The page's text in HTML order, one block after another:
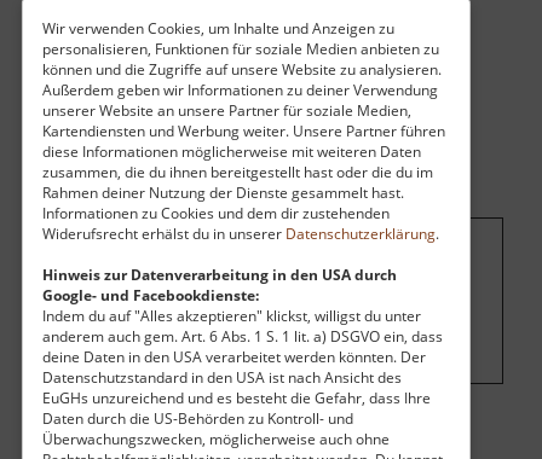
Wir verwenden Cookies, um Inhalte und Anzeigen zu
personalisieren, Funktionen für soziale Medien anbieten zu
können und die Zugriffe auf unsere Website zu analysieren.
Außerdem geben wir Informationen zu deiner Verwendung
unserer Website an unsere Partner für soziale Medien,
Kartendiensten und Werbung weiter. Unsere Partner führen
diese Informationen möglicherweise mit weiteren Daten
zusammen, die du ihnen bereitgestellt hast oder die du im
Rahmen deiner Nutzung der Dienste gesammelt hast.
Informationen zu Cookies und dem dir zustehenden
Widerufsrecht erhälst du in unserer Datenschutzerklärung.
Hinweis zur Datenverarbeitung in den USA durch
Google- und Facebookdienste:
Indem du auf "Alles akzeptieren" klickst, willigst du unter
anderem auch gem. Art. 6 Abs. 1 S. 1 lit. a) DSGVO ein, dass
deine Daten in den USA verarbeitet werden könnten. Der
Datenschutzstandard in den USA ist nach Ansicht des
EuGHs unzureichend und es besteht die Gefahr, dass Ihre
Daten durch die US-Behörden zu Kontroll- und
Überwachungszwecken, möglicherweise auch ohne
Um dieses Projekt zu finanzieren, wird
hier Werbung eingeblendet.
Einstellungen ändern.